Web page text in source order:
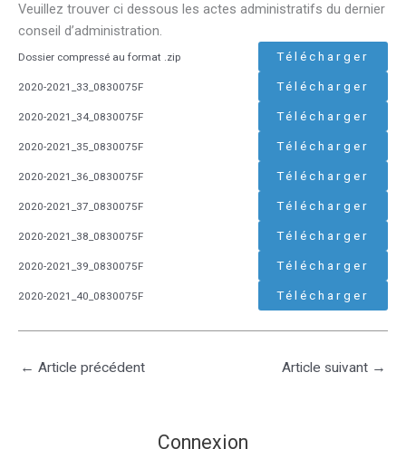
Veuillez trouver ci dessous les actes administratifs du dernier
conseil d’administration.
Dossier compressé au format .zip Télécharger
2020-2021_33_0830075F Télécharger
2020-2021_34_0830075F Télécharger
2020-2021_35_0830075F Télécharger
2020-2021_36_0830075F Télécharger
2020-2021_37_0830075F Télécharger
2020-2021_38_0830075F Télécharger
2020-2021_39_0830075F Télécharger
2020-2021_40_0830075F Télécharger
← Article précédent Article suivant →
Connexion